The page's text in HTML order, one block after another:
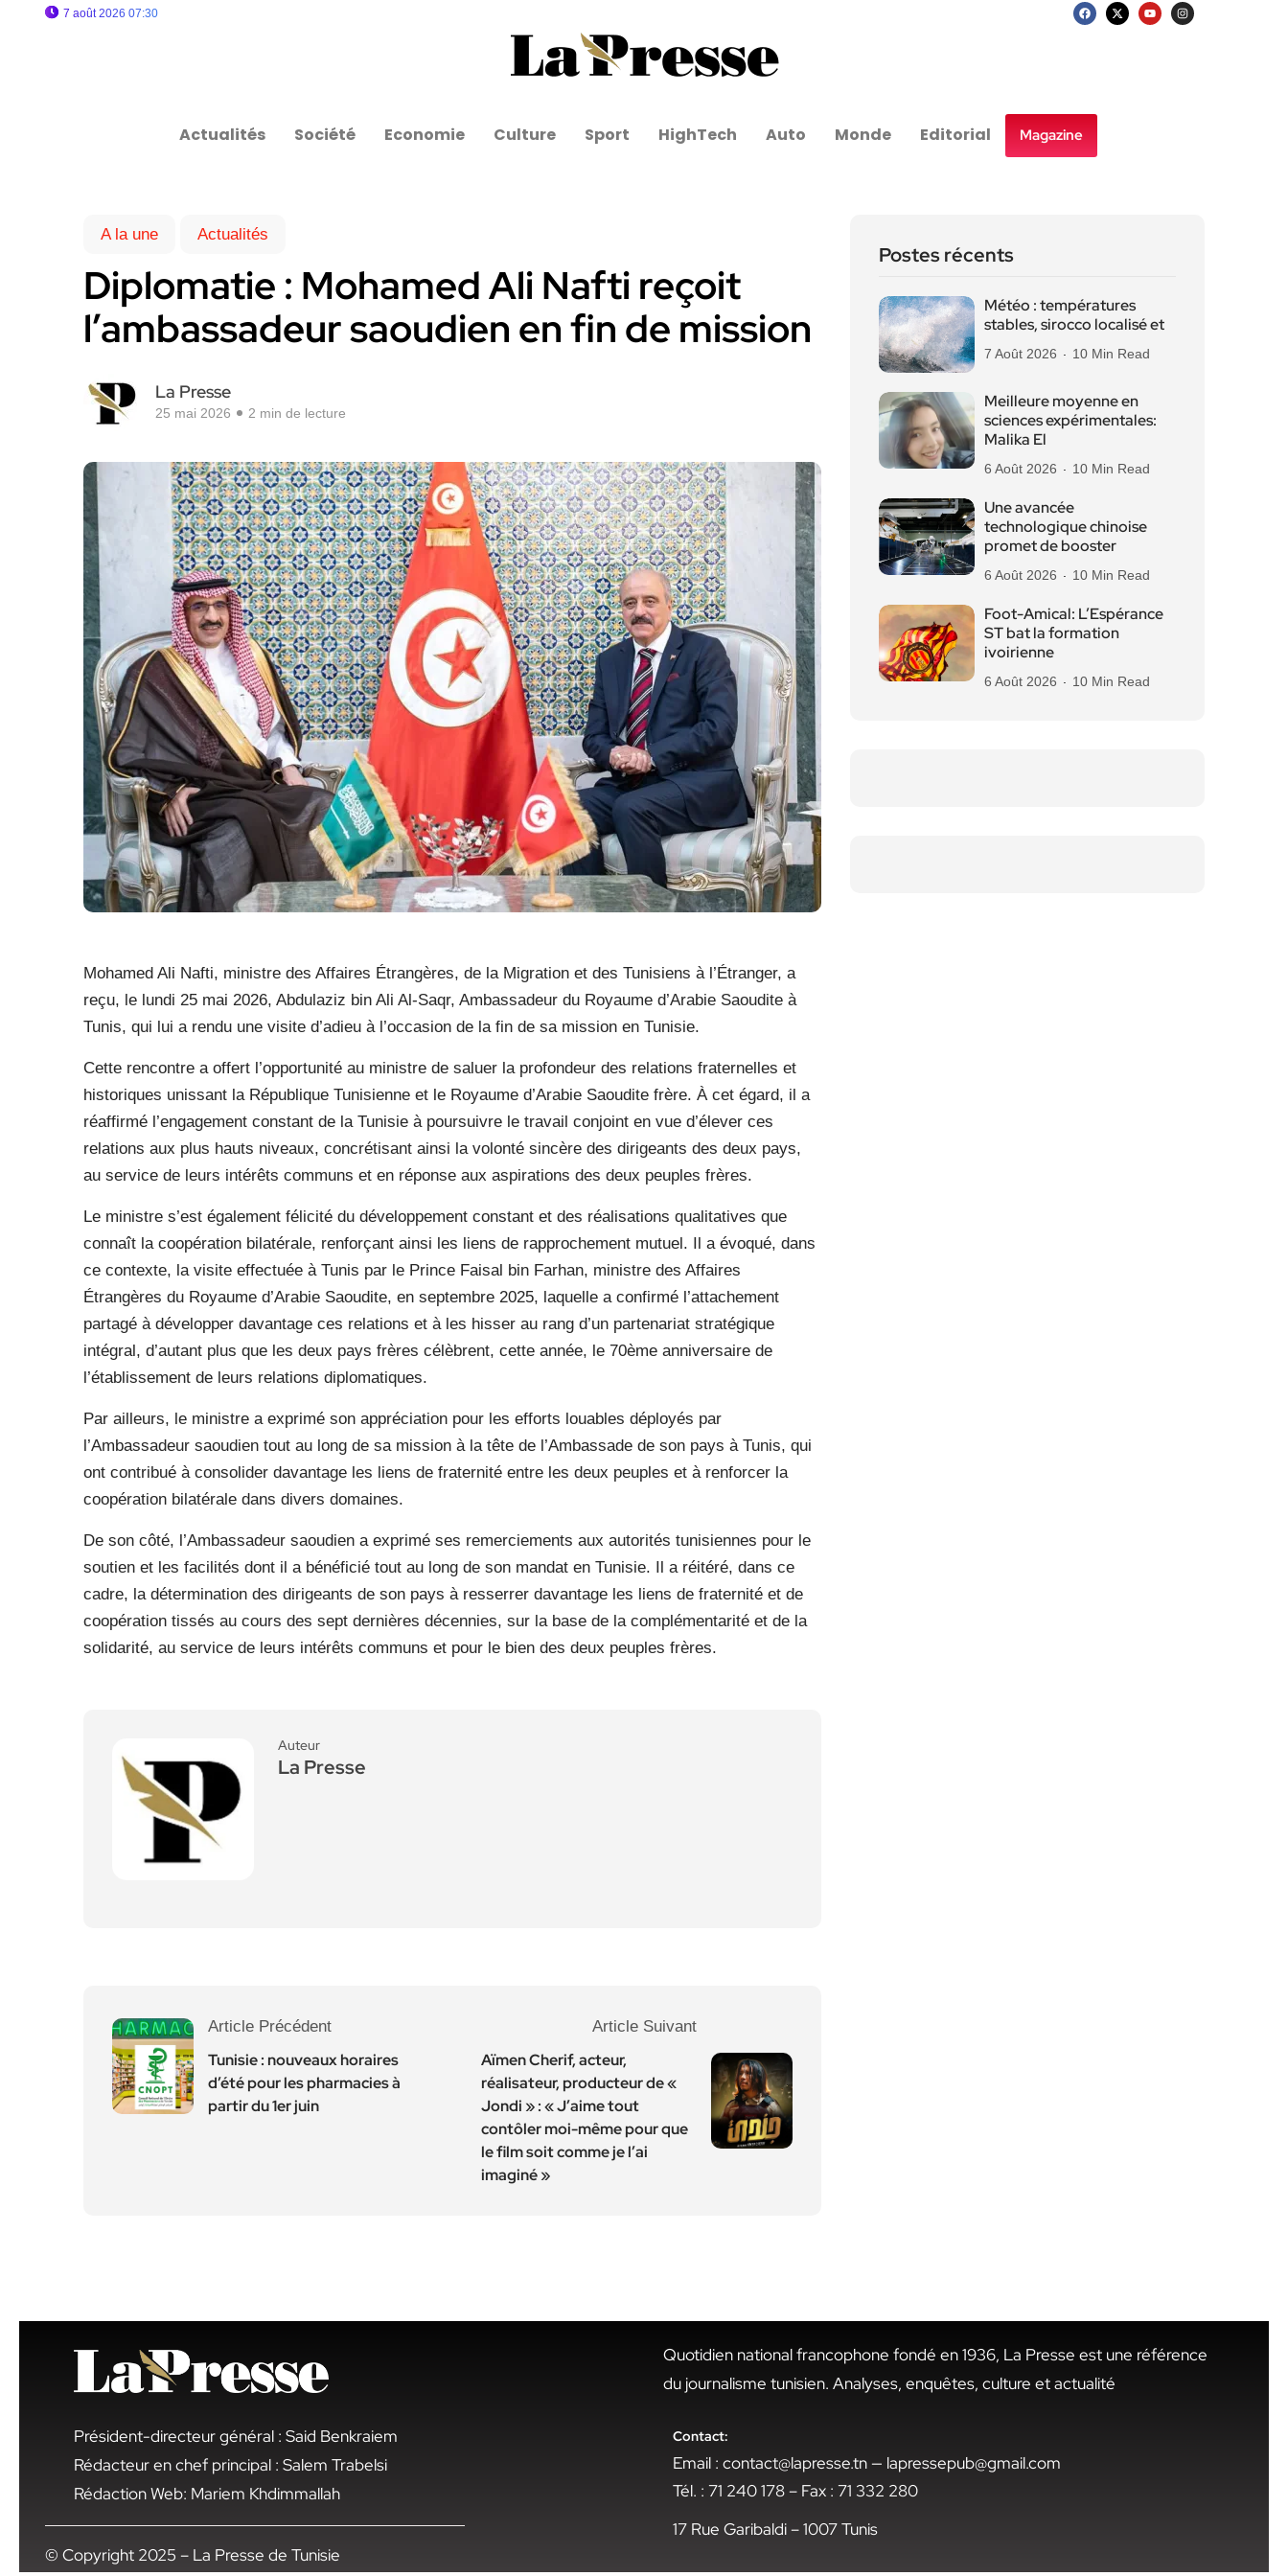
7 août 2026 07:30
Actualités Société Economie Culture Sport HighTech Auto Monde Editorial Magazine
A la une Actualités
Diplomatie : Mohamed Ali Nafti reçoit
l’ambassadeur saoudien en fin de mission
La Presse
25 mai 2026 2 min de lecture
Mohamed Ali Nafti, ministre des Affaires Étrangères, de la Migration et des Tunisiens à l’Étranger, a
reçu, le lundi 25 mai 2026, Abdulaziz bin Ali Al-Saqr, Ambassadeur du Royaume d’Arabie Saoudite à
Tunis, qui lui a rendu une visite d’adieu à l’occasion de la fin de sa mission en Tunisie.
Cette rencontre a offert l’opportunité au ministre de saluer la profondeur des relations fraternelles et
historiques unissant la République Tunisienne et le Royaume d’Arabie Saoudite frère. À cet égard, il a
réaffirmé l’engagement constant de la Tunisie à poursuivre le travail conjoint en vue d’élever ces
relations aux plus hauts niveaux, concrétisant ainsi la volonté sincère des dirigeants des deux pays,
au service de leurs intérêts communs et en réponse aux aspirations des deux peuples frères.
Le ministre s’est également félicité du développement constant et des réalisations qualitatives que
connaît la coopération bilatérale, renforçant ainsi les liens de rapprochement mutuel. Il a évoqué, dans
ce contexte, la visite effectuée à Tunis par le Prince Faisal bin Farhan, ministre des Affaires
Étrangères du Royaume d’Arabie Saoudite, en septembre 2025, laquelle a confirmé l’attachement
partagé à développer davantage ces relations et à les hisser au rang d’un partenariat stratégique
intégral, d’autant plus que les deux pays frères célèbrent, cette année, le 70ème anniversaire de
l’établissement de leurs relations diplomatiques.
Par ailleurs, le ministre a exprimé son appréciation pour les efforts louables déployés par
l’Ambassadeur saoudien tout au long de sa mission à la tête de l’Ambassade de son pays à Tunis, qui
ont contribué à consolider davantage les liens de fraternité entre les deux peuples et à renforcer la
coopération bilatérale dans divers domaines.
De son côté, l’Ambassadeur saoudien a exprimé ses remerciements aux autorités tunisiennes pour le
soutien et les facilités dont il a bénéficié tout au long de son mandat en Tunisie. Il a réitéré, dans ce
cadre, la détermination des dirigeants de son pays à resserrer davantage les liens de fraternité et de
coopération tissés au cours des sept dernières décennies, sur la base de la complémentarité et de la
solidarité, au service de leurs intérêts communs et pour le bien des deux peuples frères.
Auteur
La Presse
Article Précédent
Tunisie : nouveaux horaires
d’été pour les pharmacies à
partir du 1er juin
Article Suivant
Aïmen Cherif, acteur,
réalisateur, producteur de «
Jondi » : « J’aime tout
contôler moi-même pour que
le film soit comme je l’ai
imaginé »
Postes récents
Météo : températures
stables, sirocco localisé et
7 Août 2026 10 Min Read
Meilleure moyenne en
sciences expérimentales:
Malika El
6 Août 2026 10 Min Read
Une avancée
technologique chinoise
promet de booster
6 Août 2026 10 Min Read
Foot-Amical: L’Espérance
ST bat la formation
ivoirienne
6 Août 2026 10 Min Read
Président-directeur général : Said Benkraiem
Rédacteur en chef principal : Salem Trabelsi
Rédaction Web: Mariem Khdimmallah
© Copyright 2025 – La Presse de Tunisie
Quotidien national francophone fondé en 1936, La Presse est une référence
du journalisme tunisien. Analyses, enquêtes, culture et actualité
Contact:
Email : contact@lapresse.tn — lapressepub@gmail.com
Tél. : 71 240 178 – Fax : 71 332 280
17 Rue Garibaldi – 1007 Tunis